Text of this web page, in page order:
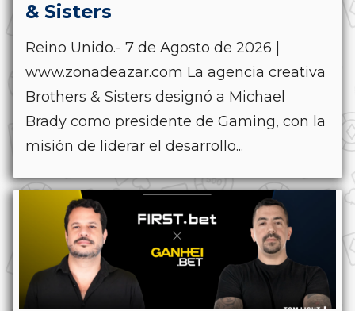
& Sisters
Reino Unido.- 7 de Agosto de 2026 |
www.zonadeazar.com La agencia creativa
Brothers & Sisters designó a Michael
Brady como presidente de Gaming, con la
misión de liderar el desarrollo...